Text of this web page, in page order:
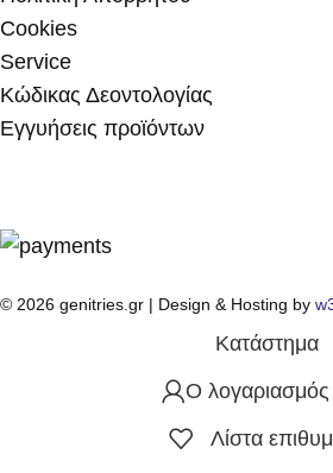
Cookies
Service
Κώδικας Δεοντολογίας
Εγγυήσεις προϊόντων
© 2026 genitries.gr | Design & Hosting by
Κατάστημα
Ο
Λίστα